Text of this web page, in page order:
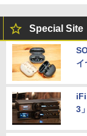
Special Site
イ
3